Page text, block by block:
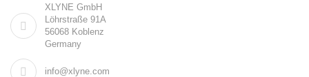
XLYNE GmbH
Löhrstraße 91A
56068 Koblenz
Germany
info@xlyne.com